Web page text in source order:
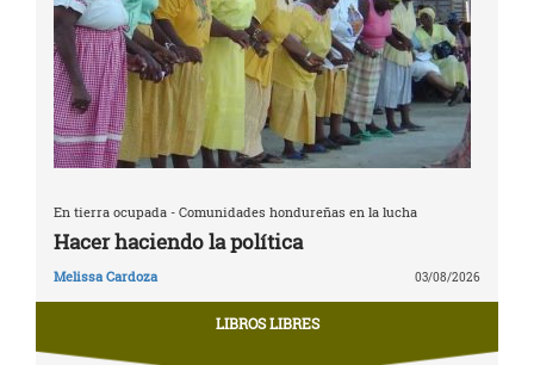
En tierra ocupada - Comunidades hondureñas en la lucha
Hacer haciendo la política
Melissa Cardoza 03/08/2026
LIBROS LIBRES